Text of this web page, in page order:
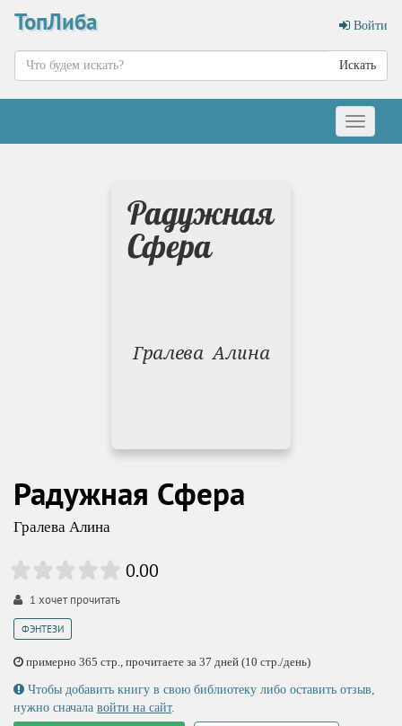
ТопЛиба Войти
Искать
Меню
Радужная Сфера
Гралева Алина
0.00
1 хочет прочитать
ФЭНТЕЗИ
примерно 365 стр., прочитаете за 37 дней (10 стр./день)
Чтобы добавить книгу в свою библиотеку либо оставить отзыв,
нужно сначала войти на сайт.